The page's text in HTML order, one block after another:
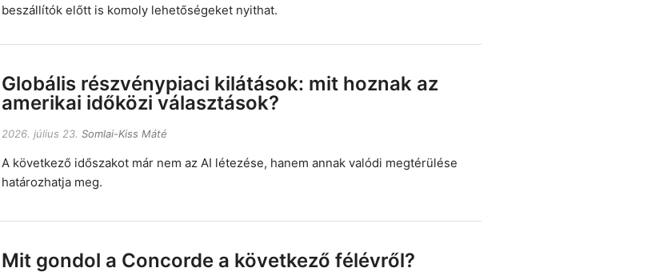
beszállítók előtt is komoly lehetőségeket nyithat.
Globális részvénypiaci kilátások: mit hoznak az
amerikai időközi választások?
2026. július 23. Somlai-Kiss Máté
A következő időszakot már nem az AI létezése, hanem annak valódi megtérülése
határozhatja meg.
Mit gondol a Concorde a következő félévről?